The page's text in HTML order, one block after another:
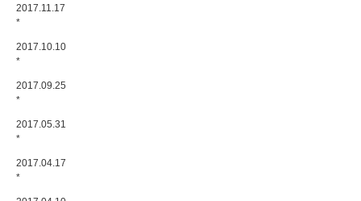
2017.11.17
*
2017.10.10
*
2017.09.25
*
2017.05.31
*
2017.04.17
*